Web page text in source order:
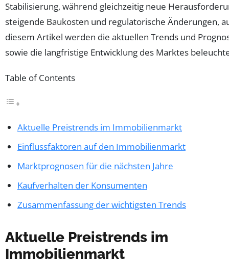
Stabilisierung, während gleichzeitig neue
steigende Baukosten und regulatorische Änderungen,
diesem Artikel werden die aktuellen Trends und
sowie die langfristige Entwicklung des Marktes
Table of Contents
Aktuelle Preistrends im Immobilienmarkt
Einflussfaktoren auf den Immobilienmarkt
Marktprognosen für die nächsten Jahre
Kaufverhalten der Konsumenten
Zusammenfassung der wichtigsten Trends
Aktuelle Preistrends im
Immobilienmarkt